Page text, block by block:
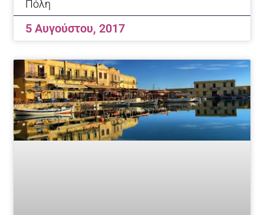
Πόλη
5 Αυγούστου, 2017